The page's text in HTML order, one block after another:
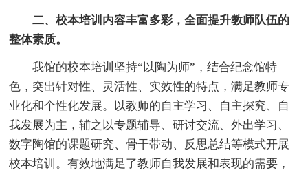
二、校本培训内容丰富多彩，全面提升教师队伍的
整体素质。
我馆的校本培训坚持“以陶为师”，结合纪念馆特
色，突出针对性、灵活性、实效性的特点，满足教师专
业化和个性化发展。以教师的自主学习、自主探究、自
我发展为主，辅之以专题辅导、研讨交流、外出学习、
数字陶馆的课题研究、骨干带动、反思总结等模式开展
校本培训。有效地满足了教师自我发展和表现的需要，